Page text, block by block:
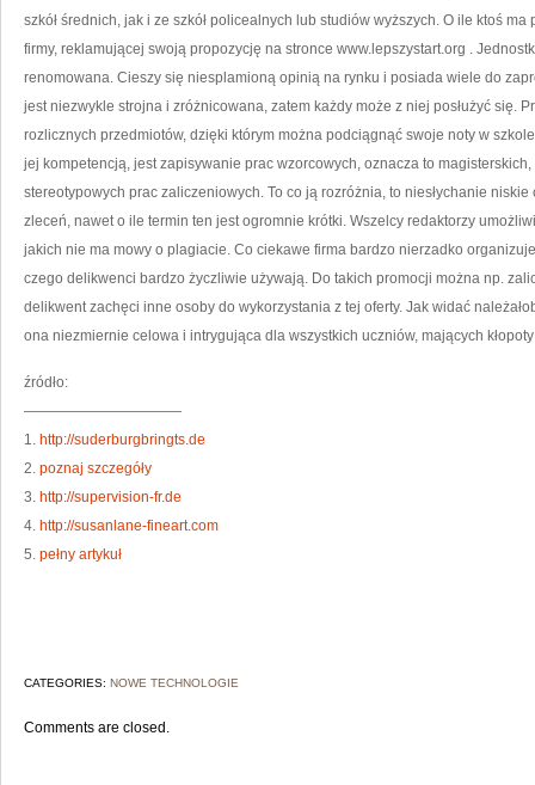
szkół średnich, jak i ze szkół policealnych lub studiów wyższych. O ile ktoś ma
firmy, reklamującej swoją propozycję na stronce www.lepszystart.org .
renomowana. Cieszy się niesplamioną opinią na rynku i posiada wiele do
jest niezwykle strojna i zróżnicowana, zatem każdy może z niej posłużyć się.
rozlicznych przedmiotów, dzięki którym można podciągnąć swoje noty w
jej kompetencją, jest zapisywanie prac wzorcowych, oznacza to
stereotypowych prac zaliczeniowych. To co ją rozróżnia, to niesłychanie
zleceń, nawet o ile termin ten jest ogromnie krótki. Wszelcy redaktorzy
jakich nie ma mowy o plagiacie. Co ciekawe firma bardzo nierzadko
czego delikwenci bardzo życzliwie używają. Do takich promocji można np.
delikwent zachęci inne osoby do wykorzystania z tej oferty. Jak widać
ona niezmiernie celowa i intrygująca dla wszystkich uczniów, mających
źródło:
———————————
1. http://suderburgbringts.de
2. poznaj szczegóły
3. http://supervision-fr.de
4. http://susanlane-fineart.com
5. pełny artykuł
CATEGORIES: NOWE TECHNOLOGIE
Comments are closed.